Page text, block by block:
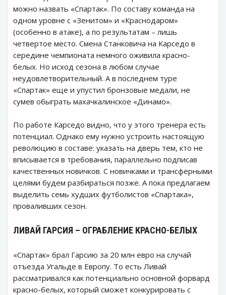
можно назвать «Спартак». По составу команда на
одном уровне с «Зенитом» и «Краснодаром»
(особенно в атаке), а по результатам – лишь
четвертое место. Смена Станковича на Карседо в
середине чемпионата немного оживила красно-
белых. Но исход сезона в любом случае
неудовлетворительный. А в последнем туре
«Спартак» еще и упустил бронзовые медали, не
сумев обыграть махачкалинское «Динамо».
По работе Карседо видно, что у этого тренера есть
потенциал. Однако ему нужно устроить настоящую
революцию в составе: указать на дверь тем, кто не
вписывается в требования, параллельно подписав
качественных новичков. С новичками и трансферными
целями будем разбираться позже. А пока предлагаем
выделить семь худших футболистов «Спартака»,
проваливших сезон.
ЛИВАЙ ГАРСИЯ – ОГРАБЛЕНИЕ КРАСНО-БЕЛЫХ
«Спартак» брал Гарсию за 20 млн евро на случай
отъезда Угальде в Европу. То есть Ливай
рассматривался как потенциально основной форвард
красно-белых, который сможет конкурировать с